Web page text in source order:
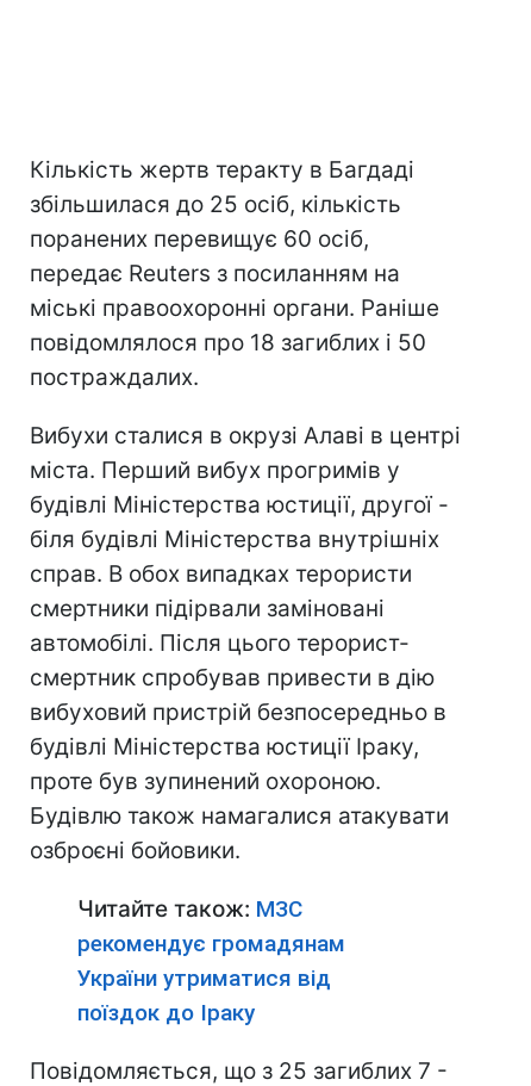
Кількість жертв теракту в Багдаді
збільшилася до 25 осіб, кількість
поранених перевищує 60 осіб,
передає Reuters з посиланням на
міські правоохоронні органи. Раніше
повідомлялося про 18 загиблих і 50
постраждалих.
Вибухи сталися в окрузі Алаві в центрі
міста. Перший вибух прогримів у
будівлі Міністерства юстиції, другої -
біля будівлі Міністерства внутрішніх
справ. В обох випадках терористи
смертники підірвали заміновані
автомобілі. Після цього терорист-
смертник спробував привести в дію
вибуховий пристрій безпосередньо в
будівлі Міністерства юстиції Іраку,
проте був зупинений охороною.
Будівлю також намагалися атакувати
озброєні бойовики.
Читайте також: МЗС
рекомендує громадянам
України утриматися від
поїздок до Іраку
Повідомляється, що з 25 загиблих 7 -